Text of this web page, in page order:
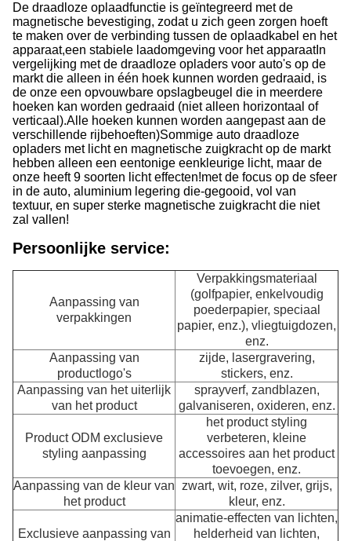
De draadloze oplaadfunctie is geïntegreerd met de
magnetische bevestiging, zodat u zich geen zorgen hoeft
te maken over de verbinding tussen de oplaadkabel en het
apparaat,een stabiele laadomgeving voor het apparaatIn
vergelijking met de draadloze opladers voor auto's op de
markt die alleen in één hoek kunnen worden gedraaid, is
de onze een opvouwbare opslagbeugel die in meerdere
hoeken kan worden gedraaid (niet alleen horizontaal of
verticaal).Alle hoeken kunnen worden aangepast aan de
verschillende rijbehoeften)Sommige auto draadloze
opladers met licht en magnetische zuigkracht op de markt
hebben alleen een eentonige eenkleurige licht, maar de
onze heeft 9 soorten licht effecten!met de focus op de sfeer
in de auto, aluminium legering die-gegooid, vol van
textuur, en super sterke magnetische zuigkracht die niet
zal vallen!
Persoonlijke service:
Aanpassing van
verpakkingen
Verpakkingsmateriaal
(golfpapier, enkelvoudig
poederpapier, speciaal
papier, enz.), vliegtuigdozen,
enz.
Aanpassing van
productlogo's
zijde, lasergravering,
stickers, enz.
Aanpassing van het uiterlijk
van het product
sprayverf, zandblazen,
galvaniseren, oxideren, enz.
Product ODM exclusieve
styling aanpassing
het product styling
verbeteren, kleine
accessoires aan het product
toevoegen, enz.
Aanpassing van de kleur van
het product
zwart, wit, roze, zilver, grijs,
kleur, enz.
Exclusieve aanpassing van
animatie-effecten van lichten,
helderheid van lichten,